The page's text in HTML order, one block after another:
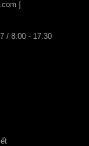
|
/ 8:00 - 17:30